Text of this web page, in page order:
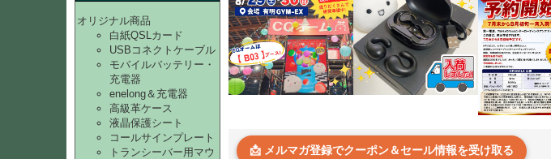
オリジナル商品
白紙QSLカード
USBコネクトケーブル
モバイルバッテリー・
充電器
enelong＆充電器
高級革ケース
液晶保護シート
コールサインプレート
トランシーバー用マウ
📩 メルマガ登録でクーポン＆セール情報を受け取る